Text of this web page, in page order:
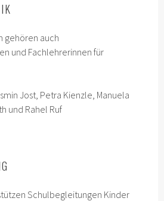
gehören auch
und Fachlehrerinnen für
Jost, Petra Kienzle, Manuela
und Rahel Ruf
Schulbegleitungen Kinder